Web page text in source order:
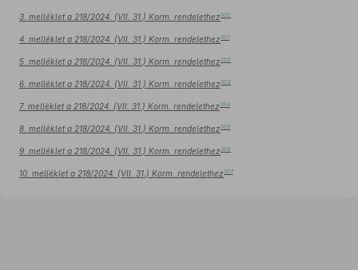
3. melléklet a 218/2024. (VII. 31.) Korm. rendelethez 100
4. melléklet a 218/2024. (VII. 31.) Korm. rendelethez 101
5. melléklet a 218/2024. (VII. 31.) Korm. rendelethez 102
6. melléklet a 218/2024. (VII. 31.) Korm. rendelethez 103
7. melléklet a 218/2024. (VII. 31.) Korm. rendelethez 104
8. melléklet a 218/2024. (VII. 31.) Korm. rendelethez 105
9. melléklet a 218/2024. (VII. 31.) Korm. rendelethez 106
10. melléklet a 218/2024. (VII. 31.) Korm. rendelethez 107